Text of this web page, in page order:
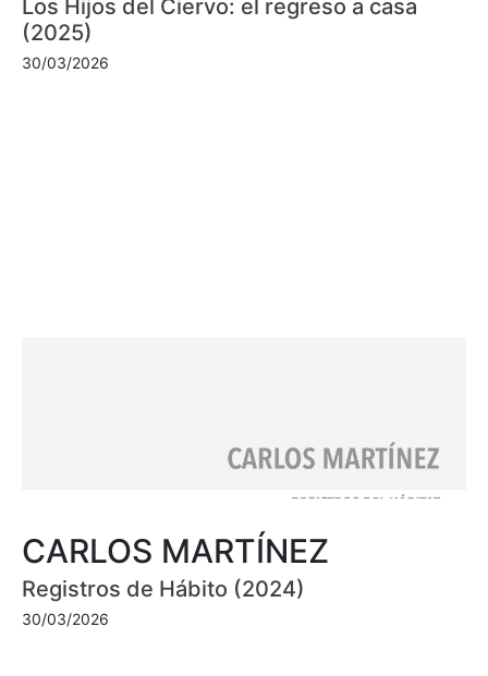
Los Hijos del Ciervo: el regreso a casa
(2025)
30/03/2026
CARLOS MARTÍNEZ
Registros de Hábito (2024)
30/03/2026